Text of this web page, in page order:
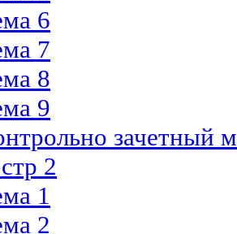
6
7
8
9
зачетный
2
1
2